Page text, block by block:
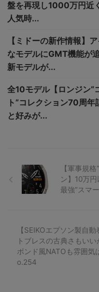
盤を再現し1000万円近
人気時...
【ミドーの新作情報】
なモデルにGMT機能が
新モデルが...
全10モデル【ロンジン“
ト”コレクション70周年
と好みが...
【軍事規
ン】10万
最強”スマ
【SEIKOエプソン製自
トブレスの古典さもいい
ボンド風NATOも雰囲気
o.254